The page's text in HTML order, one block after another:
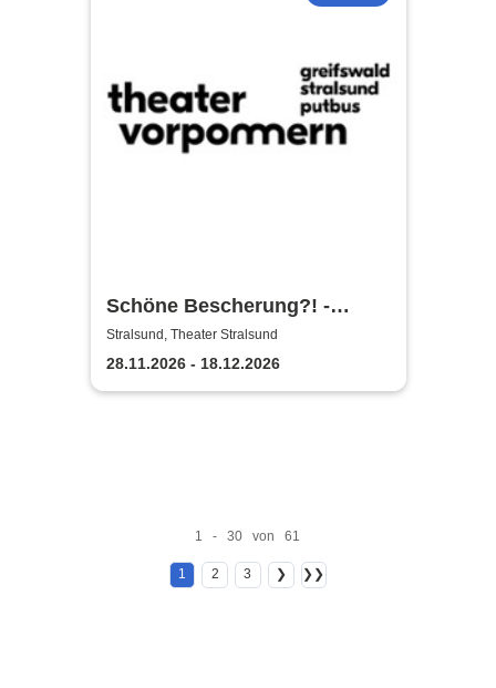
Schöne Bescherung?! -
Theater Vorpommern
Stralsund, Theater Stralsund
28.11.2026 - 18.12.2026
1 - 30 von 61
1 2 3 ❯ ❯❯